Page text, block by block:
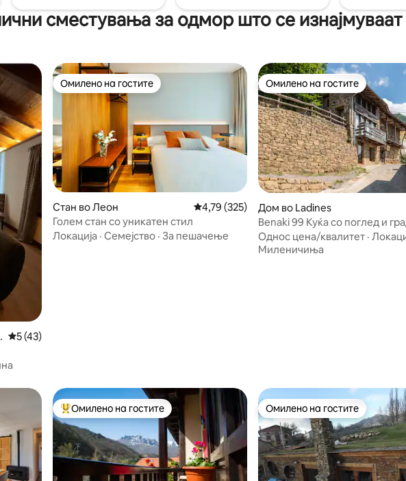
сместувања за одмор што се
Просечна оцена: 5 од 5, 43 рецензии
5 (43)
Омилено на гостите
Омилено на гостите
Стан во Леон Просечна оцена: 4,79 од 5, 325 рецензии
4,79 (325)
Голем стан со уникатен стил
Локација · Семејство · За пешачење
Омилено на гостите
Омилено на гостите
Дом во Ladines
Benaki 99 Куќа со поглед и
Однос цена/квалитет ·
Миленичиња
Меѓу најуспешните „Омилени на гостите“
Омилено на гостите Омилено на гостите
Омилено на гостите